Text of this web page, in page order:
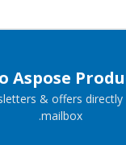
Aspose
& offers
mailbox.